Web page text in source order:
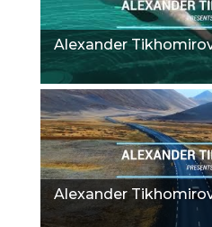
Alexander
Alexander